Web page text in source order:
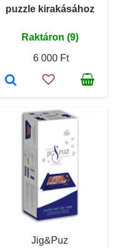
puzzle kirakásához
Raktáron (9)
6 000 Ft
Jig&Puz